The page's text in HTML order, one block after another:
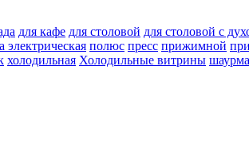
для кафе для столовой для столовой с
электрическая полюс пресс прижимной
холодильная Холодильные витрины шаурма